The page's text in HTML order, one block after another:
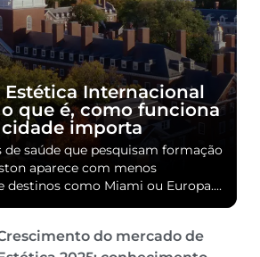
Estética Internacional
que é, como funciona
importa
de saúde que pesquisam formação
aparece com menos
destinos como Miami ou Europa....
do mercado de